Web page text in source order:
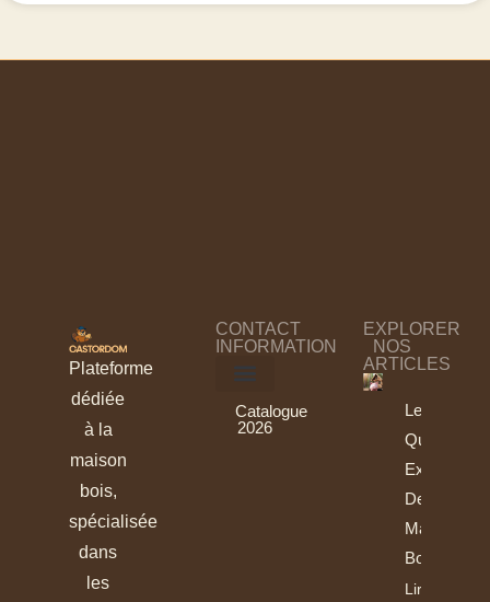
Plateforme
dédiée
à la
maison
bois,
spécialisée
dans
les
CONTACT
INFORMATION
Catalogue
2026
EXPLORER
NOS
ARTICLES
Le Rapport
Qualité-Prix
Des
Maisons En
Bois Fuste
Lire L'article